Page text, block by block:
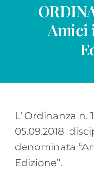
Amici
L’ Ordinanza n.
05.09.2018
denominata
Edizione”.